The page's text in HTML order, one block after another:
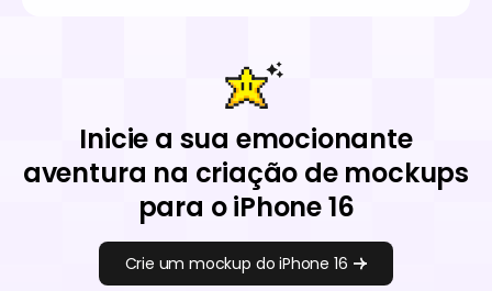
Inicie a sua emocionante
aventura na criação de mockups
para o iPhone 16
Crie um mockup do iPhone 16